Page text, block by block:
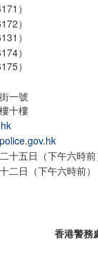
）
）
）
）
）
一號
十樓
十五日（下午六時前
二日（下午六時前）
香港警務